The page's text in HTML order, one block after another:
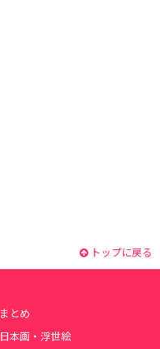
トップに戻る
まとめ
日本画・浮世絵